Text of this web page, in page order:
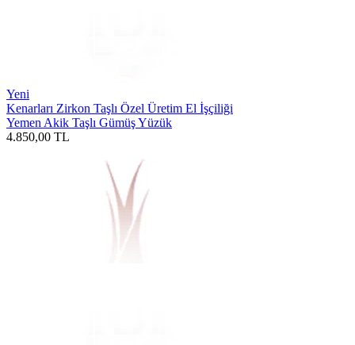
Yeni
Kenarları Zirkon Taşlı Özel Üretim El İşçiliği
Yemen Akik Taşlı Gümüş Yüzük
4.850,00 TL